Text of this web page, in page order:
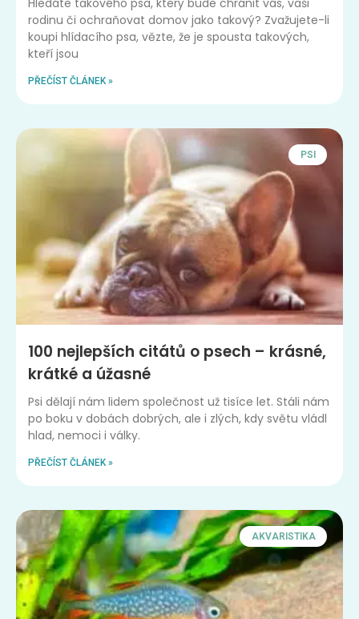
Hledáte takového psa, který bude chránit vás, vaši
rodinu či ochraňovat domov jako takový? Zvažujete-li
koupi hlídacího psa, vězte, že je spousta takových,
kteří jsou
PŘEČÍST ČLÁNEK »
PSI
100 nejlepších citátů o psech – krásné,
krátké a úžasné
Psi dělají nám lidem společnost už tisíce let. Stáli nám
po boku v dobách dobrých, ale i zlých, kdy světu vládl
hlad, nemoci i války.
PŘEČÍST ČLÁNEK »
AKVARISTIKA